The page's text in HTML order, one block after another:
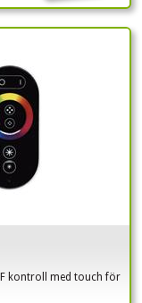
kontroll med touch för